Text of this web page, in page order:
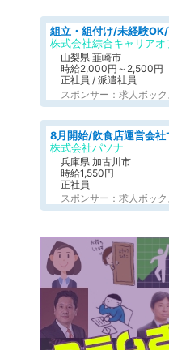
株式会社綜合キャリアオ
山梨県 韮崎市
時給2,000円～2,500円
正社員 / 派遣社員
スポンサー：求人ボック
株式会社パソナ
兵庫県 加古川市
時給1,550円
正社員
スポンサー：求人ボック